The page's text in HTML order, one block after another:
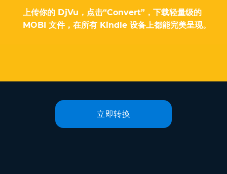
上传你的 DjVu，点击“Convert”，下载轻量级的
MOBI 文件，在所有 Kindle 设备上都能完美呈现。
立即转换